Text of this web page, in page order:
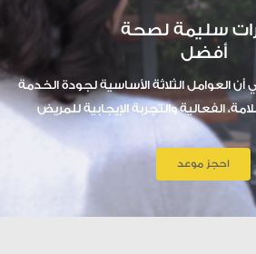
سليمة لصحة
أفضل
العوامل الثلاثة الأساسية لجودة الخدمة
الفعالية والتجربة الإيجابية للمريض
احجز موعد